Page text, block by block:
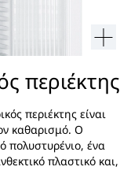
περιέκτης
περιέκτης είναι
καθαρισμό. Ο
πολυστυρένιο, ένα
πλαστικό και,